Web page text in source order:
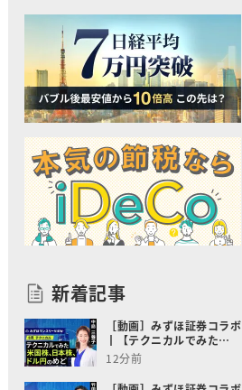
新着記事
［動画］みずほ証券コラボ
┃【テクニカルでみた…
12分前